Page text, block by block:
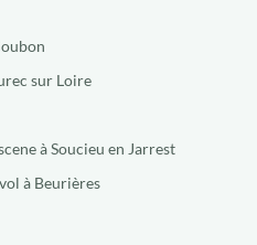
sur Loire
à Soucieu en Jarrest
à Beurières